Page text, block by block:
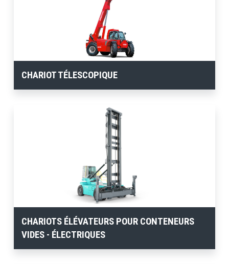
CHARIOT TÉLESCOPIQUE
CHARIOTS ÉLÉVATEURS POUR CONTENEURS
VIDES - ÉLECTRIQUES